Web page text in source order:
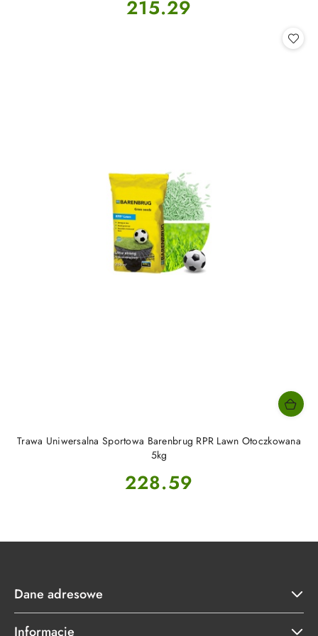
215.29
Trawa Uniwersalna Sportowa Barenbrug RPR Lawn Otoczkowana
5kg
Cena:
228.59
Dane adresowe
Informacje